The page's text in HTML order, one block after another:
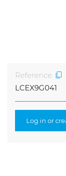
Reference
LCEX9G041
Log in or